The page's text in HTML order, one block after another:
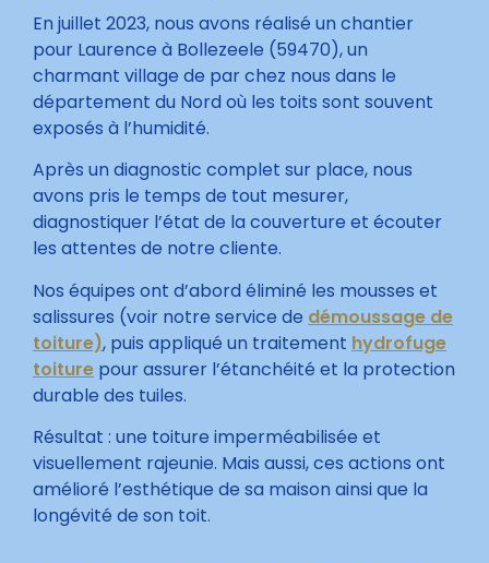
En juillet 2023, nous avons réalisé un chantier
pour Laurence à Bollezeele (59470), un
charmant village de par chez nous dans le
département du Nord où les toits sont souvent
exposés à l’humidité.
Après un diagnostic complet sur place, nous
avons pris le temps de tout mesurer,
diagnostiquer l’état de la couverture et écouter
les attentes de notre cliente.
Nos équipes ont d’abord éliminé les mousses et
salissures (voir notre service de démoussage de
toiture), puis appliqué un traitement hydrofuge
toiture pour assurer l’étanchéité et la protection
durable des tuiles.
Résultat : une toiture imperméabilisée et
visuellement rajeunie. Mais aussi, ces actions ont
amélioré l’esthétique de sa maison ainsi que la
longévité de son toit.